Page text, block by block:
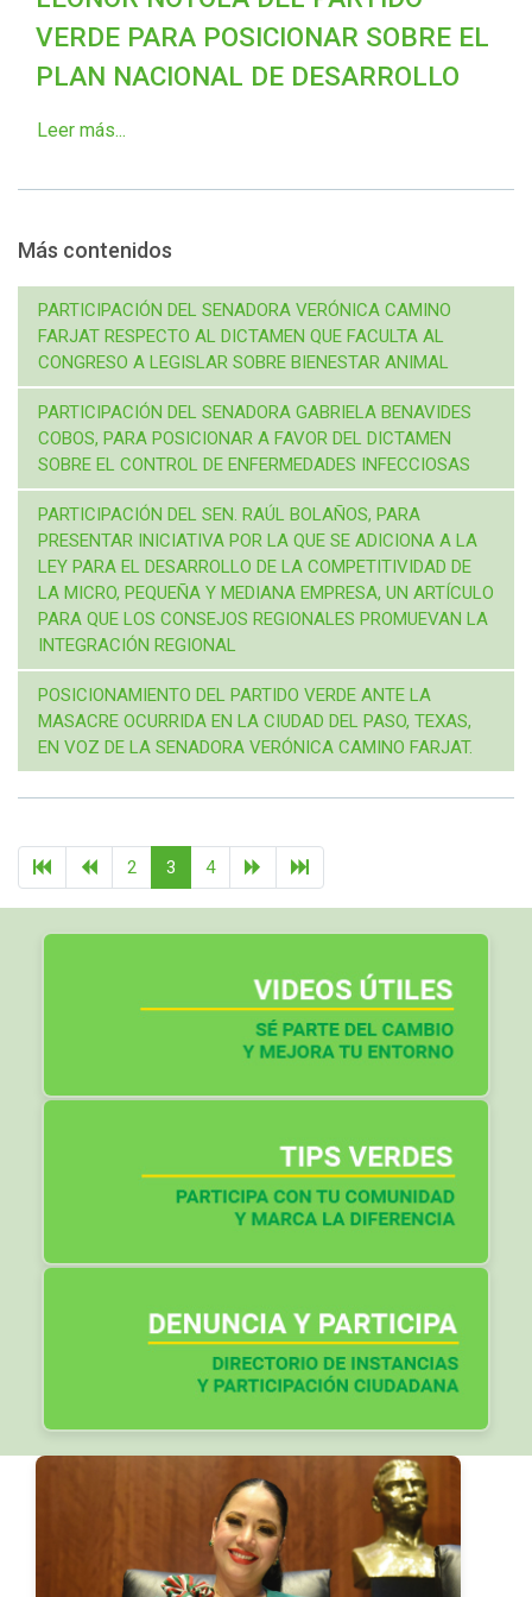
VERDE PARA POSICIONAR SOBRE EL
PLAN NACIONAL DE DESARROLLO
Leer más...
Más contenidos
PARTICIPACIÓN DEL SENADORA VERÓNICA CAMINO
FARJAT RESPECTO AL DICTAMEN QUE FACULTA AL
CONGRESO A LEGISLAR SOBRE BIENESTAR ANIMAL
PARTICIPACIÓN DEL SENADORA GABRIELA BENAVIDES
COBOS, PARA POSICIONAR A FAVOR DEL DICTAMEN
SOBRE EL CONTROL DE ENFERMEDADES INFECCIOSAS
PARTICIPACIÓN DEL SEN. RAÚL BOLAÑOS, PARA
PRESENTAR INICIATIVA POR LA QUE SE ADICIONA A LA
LEY PARA EL DESARROLLO DE LA COMPETITIVIDAD DE
LA MICRO, PEQUEÑA Y MEDIANA EMPRESA, UN ARTÍCULO
PARA QUE LOS CONSEJOS REGIONALES PROMUEVAN LA
INTEGRACIÓN REGIONAL
POSICIONAMIENTO DEL PARTIDO VERDE ANTE LA
MASACRE OCURRIDA EN LA CIUDAD DEL PASO, TEXAS,
EN VOZ DE LA SENADORA VERÓNICA CAMINO FARJAT.
2 3 4